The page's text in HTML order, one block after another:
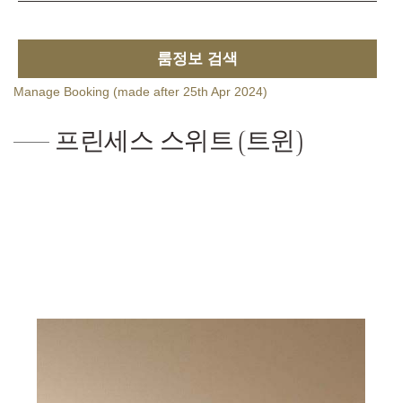
룸정보 검색
Manage Booking (made after 25th Apr 2024)
프린세스 스위트 (트윈)